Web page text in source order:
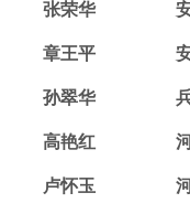
张荣华
章王平
孙翠华
高艳红
卢怀玉